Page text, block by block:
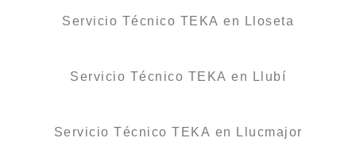
Servicio Técnico TEKA en Lloseta
Servicio Técnico TEKA en Llubí
Servicio Técnico TEKA en Llucmajor